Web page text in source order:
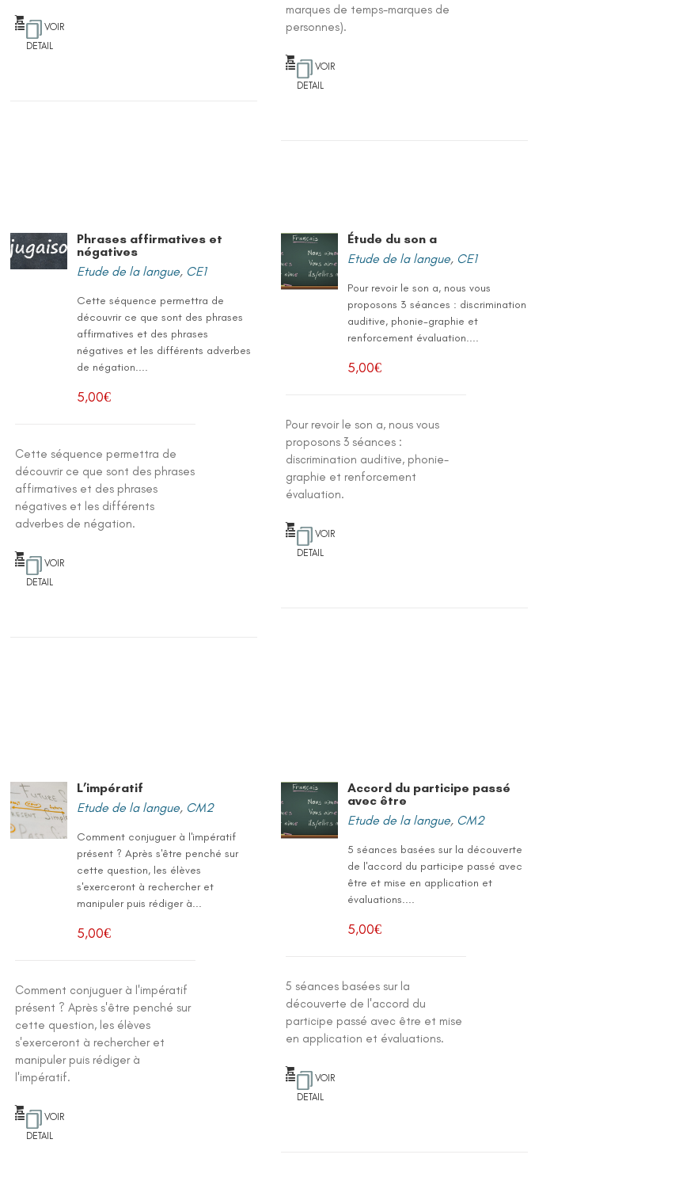
VOIR
DETAIL
marques de temps-marques de
personnes).
VOIR
DETAIL
Phrases affirmatives et
négatives
Etude de la langue, CE1
Cette séquence permettra de
découvrir ce que sont des phrases
affirmatives et des phrases
négatives et les différents adverbes
de négation....
5,00€
Cette séquence permettra de
découvrir ce que sont des phrases
affirmatives et des phrases
négatives et les différents
adverbes de négation.
VOIR
DETAIL
Étude du son a
Etude de la langue, CE1
Pour revoir le son a, nous vous
proposons 3 séances : discrimination
auditive, phonie-graphie et
renforcement évaluation....
5,00€
Pour revoir le son a, nous vous
proposons 3 séances :
discrimination auditive, phonie-
graphie et renforcement
évaluation.
VOIR
DETAIL
L’impératif
Etude de la langue, CM2
Comment conjuguer à l'impératif
présent ? Après s'être penché sur
cette question, les élèves
s'exerceront à rechercher et
manipuler puis rédiger à...
5,00€
Comment conjuguer à l'impératif
présent ? Après s'être penché sur
cette question, les élèves
s'exerceront à rechercher et
manipuler puis rédiger à
l'impératif.
VOIR
DETAIL
Accord du participe passé
avec être
Etude de la langue, CM2
5 séances basées sur la découverte
de l'accord du participe passé avec
être et mise en application et
évaluations....
5,00€
5 séances basées sur la
découverte de l'accord du
participe passé avec être et mise
en application et évaluations.
VOIR
DETAIL